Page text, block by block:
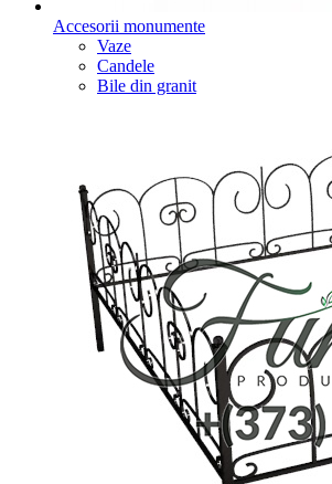
Accesorii monumente
Vaze
Candele
Bile din granit